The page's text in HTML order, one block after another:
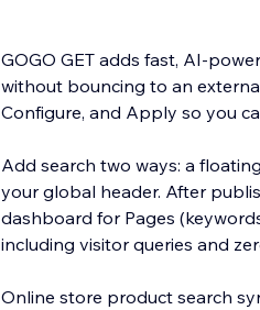
GOGO GET adds fast, AI-
without bouncing to an
Configure, and Apply so you
Add search two ways: a
your global header. After
dashboard for Pages
including visitor queries and
Online store product search